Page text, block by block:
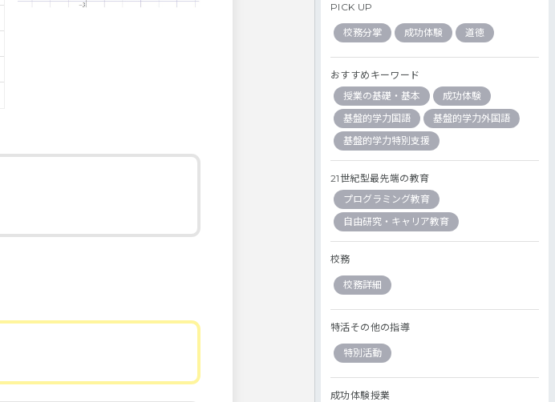
PICK UP
校務分掌 成功体験 道徳
おすすめキーワード
授業の基礎・基本
成功体験
基盤的学力国語
基盤的学力外国語
基盤的学力特別支援
21世紀型最先端の教育
プログラミング教育
自由研究・キャリア教育
校務
校務詳細
特活その他の指導
特別活動
成功体験授業